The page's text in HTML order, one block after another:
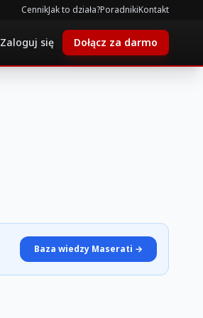
CennikJak to działa?PoradnikiKontakt
Zaloguj się Dołącz za darmo
Baza wiedzy Maserati →